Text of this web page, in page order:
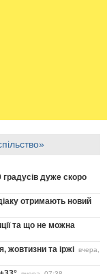
градусів дуже скоро
отримають новий
та що не можна
жовтизни та іржі вчера,